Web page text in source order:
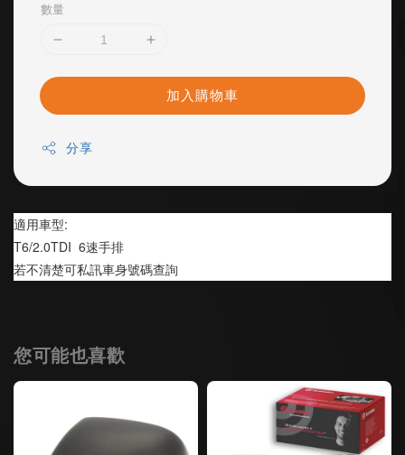
數量
加入購物車
分享
適用車型:
T6/2.0TDI  6速手排
若不清楚可私訊車身號碼查詢
您可能也喜歡